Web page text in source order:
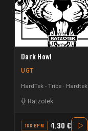
Dark Howl
UGT
HardTek - Tribe Hardtek
Ratzotek
188 BPM F#1.30 €